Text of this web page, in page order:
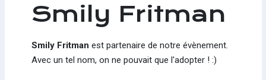
Smily Fritman
Smily Fritman est partenaire de notre évènement.
Avec un tel nom, on ne pouvait que l'adopter ! :)